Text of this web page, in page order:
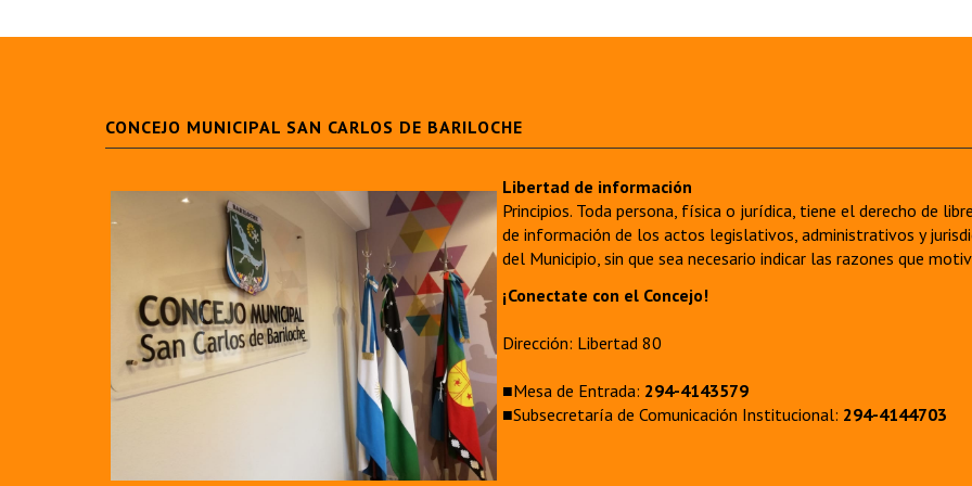
CONCEJO MUNICIPAL SAN CARLOS DE BARILOCHE
Libertad de información
Principios. Toda persona, física o jurídica, tiene el derecho de
de información de los actos legislativos, administrativos y
del Municipio, sin que sea necesario indicar las razones que
¡Conectate con el Concejo!
Dirección: Libertad 80
■Mesa de Entrada: 294-4143579
■Subsecretaría de Comunicación Institucional: 294-4144703